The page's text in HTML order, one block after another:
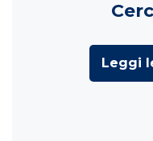
Leggi